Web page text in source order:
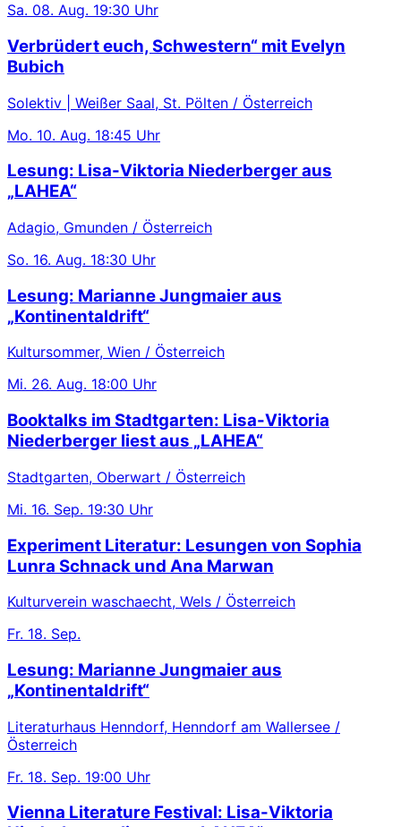
Sa. 08. Aug. 19:30 Uhr
Verbrüdert euch, Schwestern“ mit Evelyn
Bubich
Solektiv | Weißer Saal, St. Pölten / Österreich
Mo. 10. Aug. 18:45 Uhr
Lesung: Lisa-Viktoria Niederberger aus
„LAHEA“
Adagio, Gmunden / Österreich
So. 16. Aug. 18:30 Uhr
Lesung: Marianne Jungmaier aus
„Kontinentaldrift“
Kultursommer, Wien / Österreich
Mi. 26. Aug. 18:00 Uhr
Booktalks im Stadtgarten: Lisa-Viktoria
Niederberger liest aus „LAHEA“
Stadtgarten, Oberwart / Österreich
Mi. 16. Sep. 19:30 Uhr
Experiment Literatur: Lesungen von Sophia
Lunra Schnack und Ana Marwan
Kulturverein waschaecht, Wels / Österreich
Fr. 18. Sep.
Lesung: Marianne Jungmaier aus
„Kontinentaldrift“
Literaturhaus Henndorf, Henndorf am Wallersee /
Österreich
Fr. 18. Sep. 19:00 Uhr
Vienna Literature Festival: Lisa-Viktoria